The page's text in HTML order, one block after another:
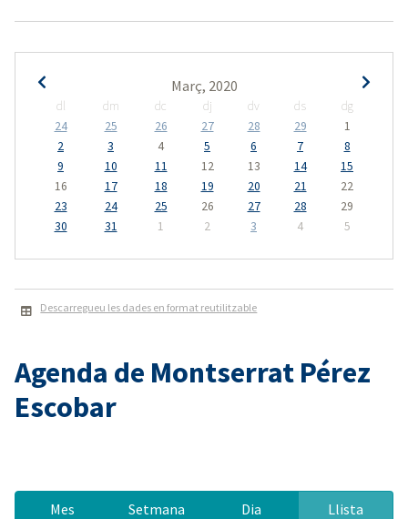
Març, 2020
dl dm dc dj dv ds
dg
24
25 26 27 28 29
1
2
3 4 5 6 7
8
9
10 11 12 13 14
15
16
17 18 19 20 21
22
23
24 25 26 27 28
29
30
31 1 2 3 4 5
Descarregueu les dades en format reutilitzable
Agenda de Montserrat Pérez
Escobar
Mes Setmana Dia Llista